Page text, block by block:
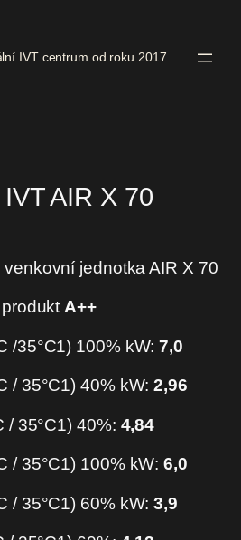
IVT centrum od roku 2017
AIR X 70
jednotka AIR X 70
A++
/35°C1) 100% kW:7,0
/ 35°C1) 40% kW:2,96
/ 35°C1) 40%: 4,84
/ 35°C1) 100% kW:6,0
/ 35°C1) 60% kW:3,9